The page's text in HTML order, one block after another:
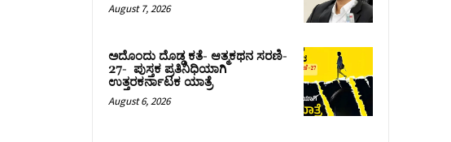
August 7, 2026
ಅದೊಂದು ದೊಡ್ಡ ಕತೆ- ಆತ್ಮಕಥನ ಸರಣಿ-
27- ಪುಸ್ತಕ ಪ್ರತಿನಿಧಿಯಾಗಿ
ಉತ್ತರಕರ್ನಾಟಕ ಯಾತ್ರೆ
August 6, 2026